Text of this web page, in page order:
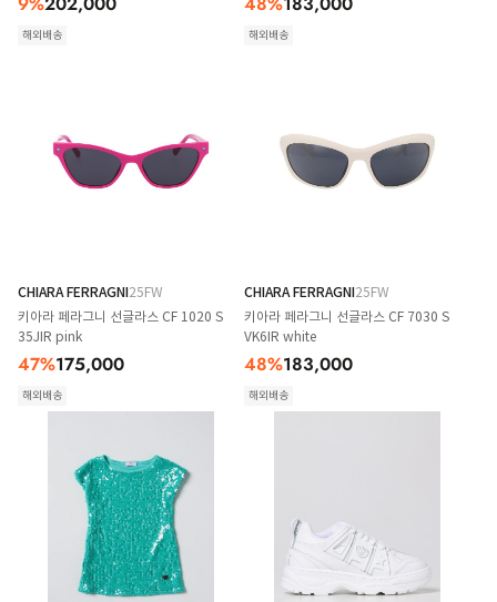
해외배송 해외배송
CHIARA FERRAGNI25FW
키아라 페라그니 선글라스 CF 1020 S
35JIR pink
47%175,000
해외배송
CHIARA FERRAGNI25FW
키아라 페라그니 선글라스 CF 7030 S
VK6IR white
48%183,000
해외배송